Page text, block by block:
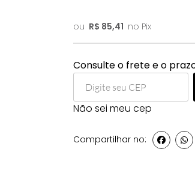
ou R$ 85,41 no Pix
Consulte o frete e o
Não sei meu cep
Compartilhar no: